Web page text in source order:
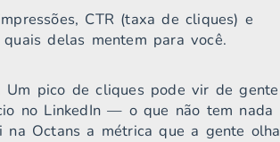
CTR (taxa de cliques) e
delas mentem para você.
pico de cliques pode vir de gente
no LinkedIn — o que não tem nada
Octans a métrica que a gente olha